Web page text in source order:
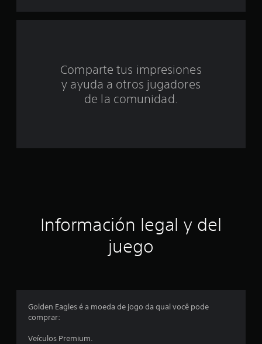
u
i
o
Comparte tus impresiones
y ayuda a otros jugadores
de la comunidad.
Información legal y del
juego
Golden Eagles é a moeda de jogo da qual você pode
comprar:
Veículos Premium.